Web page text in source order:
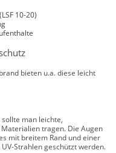
10-20)
bieten u.a. diese leicht
man leichte,
tragen. Die Augen
mit breitem Rand und einer
Strahlen geschützt werden.